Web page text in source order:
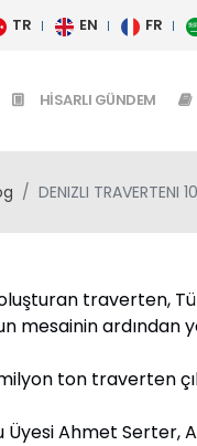
TR EN FR
HISARLI GÜNDEM
DENIZLI TRAVERTENI
traverten,
mesainin ardından
ton traverten
Üyesi Ahmet Serter,